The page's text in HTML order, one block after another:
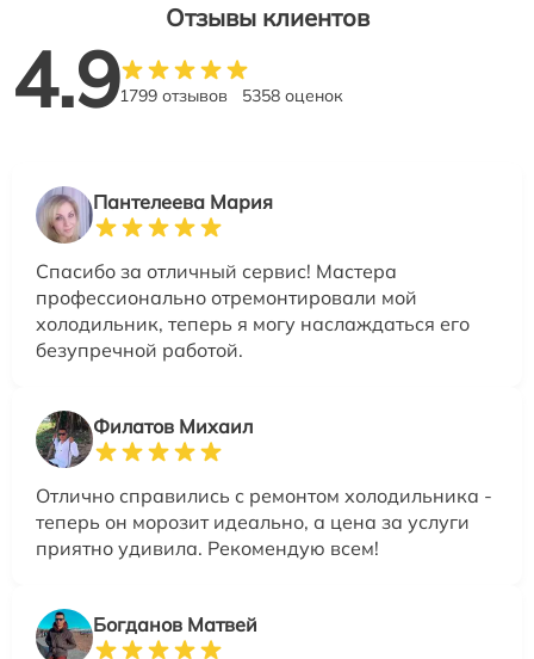
Отзывы клиентов
4.91799 отзывов 5358 оценок
Пантелеева Мария
Спасибо за отличный сервис! Мастера
профессионально отремонтировали мой
холодильник, теперь я могу наслаждаться его
безупречной работой.
Филатов Михаил
Отлично справились с ремонтом холодильника -
теперь он морозит идеально, а цена за услуги
приятно удивила. Рекомендую всем!
Богданов Матвей